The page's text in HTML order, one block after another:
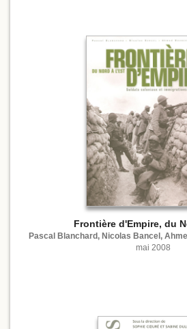
Frontière d'Empire, du
Pascal Blanchard, Nicolas Bancel,
mai 2008